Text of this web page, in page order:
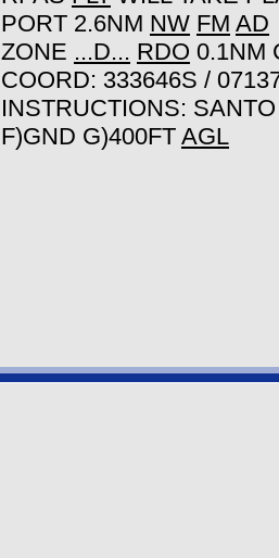
PORT 2.6NM NW FM AD
ZONE ...D... RDO 0.1NM
COORD: 333646S /
INSTRUCTIONS:
F)GND G)400FT AGL